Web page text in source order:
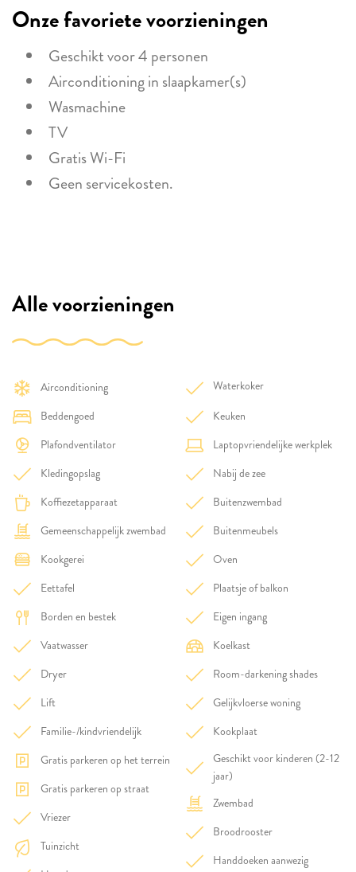
Onze favoriete voorzieningen
Geschikt voor 4 personen
Airconditioning in slaapkamer(s)
Wasmachine
TV
Gratis Wi-Fi
Geen servicekosten.
Alle voorzieningen
Airconditioning
Beddengoed
Plafondventilator
Kledingopslag
Koffiezetapparaat
Gemeenschappelijk zwembad
Kookgerei
Eettafel
Borden en bestek
Vaatwasser
Dryer
Lift
Familie-/kindvriendelijk
Gratis parkeren op het terrein
Gratis parkeren op straat
Vriezer
Tuinzicht
Waterkoker
Keuken
Laptopvriendelijke werkplek
Nabij de zee
Buitenzwembad
Buitenmeubels
Oven
Plaatsje of balkon
Eigen ingang
Koelkast
Room-darkening shades
Gelijkvloerse woning
Kookplaat
Geschikt voor kinderen (2-12
jaar)
Zwembad
Broodrooster
Handdoeken aanwezig